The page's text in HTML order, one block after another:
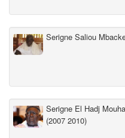
Serigne Saliou
Serigne El Hadj
(2007 2010)